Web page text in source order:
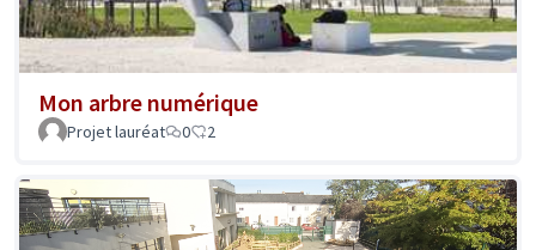
Mon arbre numérique
Projet lauréat 0 2